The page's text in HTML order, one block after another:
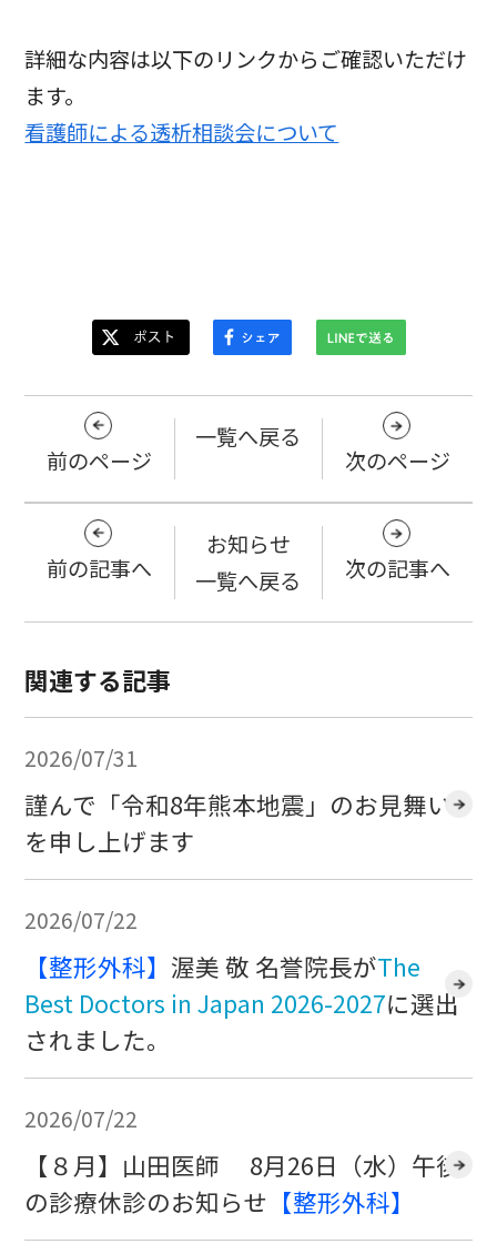
詳細な内容は以下のリンクからご確認いただけ
ます。
看護師による透析相談会について
前のページ
一覧へ戻る
次のページ
前の記事へ
お知らせ
一覧へ戻る
次の記事へ
関連する記事
2026/07/31
謹んで「令和8年熊本地震」のお見舞い
を申し上げます
2026/07/22
【整形外科】 渥美 敬 名誉院長がThe
Best Doctors in Japan 2026-2027に選出
されました。
2026/07/22
【８月】山田医師 8月26日（水）午後
の診療休診のお知らせ 【整形外科】